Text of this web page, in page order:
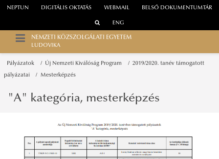
WEBMAIL
NEPTUN DIGITÁLIS OKTATÁS BELSŐ DOKUMENTUMTÁR
ENG
NEMZETI KÖZSZOLGÁLATI EGYETEM
LUDOVIKA
Pályázatok Új Nemzeti Kiválóság Program 2019/2020. tanév támogatott
pályázatai Mesterképzés
"A" kategória, mesterképzés